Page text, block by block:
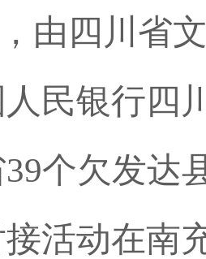
由四川省
民银行四
个欠发达
活动在南